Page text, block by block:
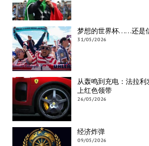
梦想的世界杯……还是
31/05/2026
从轰鸣到充电：法拉
上红色领带
26/05/2026
经济炸弹
09/05/2026